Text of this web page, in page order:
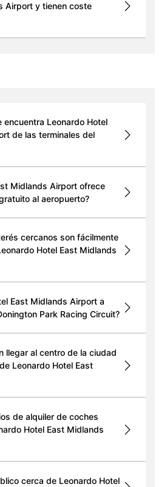
Airport y tienen coste
encuentra Leonardo Hotel
de las terminales del
Midlands Airport ofrece
al aeropuerto?
cercanos son fácilmente
Hotel East Midlands
East Midlands Airport a
Park Racing Circuit?
llegar al centro de la ciudad
Leonardo Hotel East
de alquiler de coches
Hotel East Midlands
cerca de Leonardo Hotel